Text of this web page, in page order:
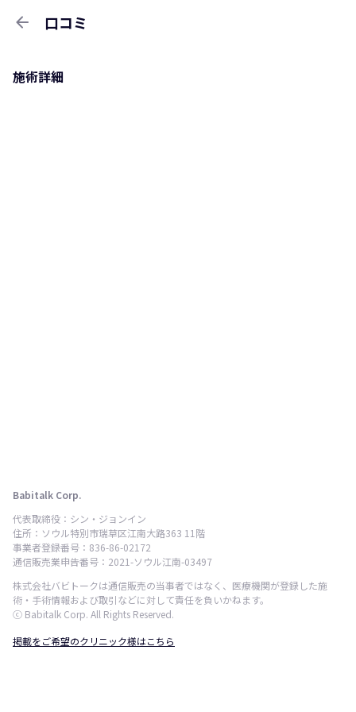
arrow_back 口コミ
施術詳細
Babitalk Corp.
代表取締役：シン・ジョンイン
住所：ソウル特別市瑞草区江南大路363 11階
事業者登録番号：836-86-02172
通信販売業申告番号：2021-ソウル江南-03497
株式会社バビトークは通信販売の当事者ではなく、医療機関が登録した施
術・手術情報および取引などに対して責任を負いかねます。
ⓒ Babitalk Corp. All Rights Reserved.
掲載をご希望のクリニック様はこちら